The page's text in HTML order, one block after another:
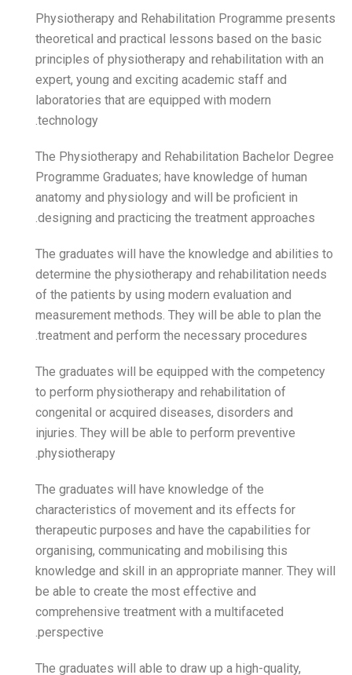
Physiotherapy and
theoretical and practical
principles of
expert, young and
laboratories that are
The Physiotherapy and
Programme Graduates;
anatomy and physiology
designing and practicing
The graduates will have
determine the
of the patients by using
measurement methods.
treatment and perform
The graduates will be
to perform physiotherapy
congenital or acquired
injuries. They will be able
The graduates will have
characteristics of
therapeutic purposes
organising,
knowledge and skill in an
be able to create the
comprehensive treatment
The graduates will able to